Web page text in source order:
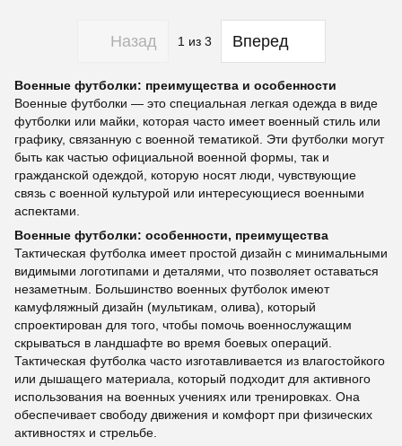
Назад 1 из 3 Вперед
Военные футболки: преимущества и особенности
Военные футболки — это специальная легкая одежда в виде
футболки или майки, которая часто имеет военный стиль или
графику, связанную с военной тематикой. Эти футболки могут
быть как частью официальной военной формы, так и
гражданской одеждой, которую носят люди, чувствующие
связь с военной культурой или интересующиеся военными
аспектами.
Военные футболки: особенности, преимущества
Тактическая футболка имеет простой дизайн с минимальными
видимыми логотипами и деталями, что позволяет оставаться
незаметным. Большинство военных футболок имеют
камуфляжный дизайн (мультикам, олива), который
спроектирован для того, чтобы помочь военнослужащим
скрываться в ландшафте во время боевых операций.
Тактическая футболка часто изготавливается из влагостойкого
или дышащего материала, который подходит для активного
использования на военных учениях или тренировках. Она
обеспечивает свободу движения и комфорт при физических
активностях и стрельбе.